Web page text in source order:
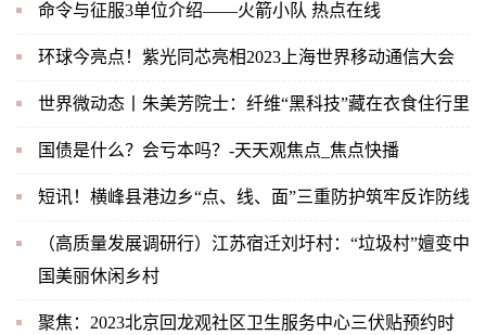
命令与征服3单位介绍——火箭小队 热点在线
环球今亮点！紫光同芯亮相2023上海世界移动通信大会
世界微动态丨朱美芳院士：纤维“黑科技”藏在衣食住行里
国债是什么？会亏本吗？-天天观焦点_焦点快播
短讯！横峰县港边乡“点、线、面”三重防护筑牢反诈防线
（高质量发展调研行）江苏宿迁刘圩村：“垃圾村”嬗变中
国美丽休闲乡村
聚焦：2023北京回龙观社区卫生服务中心三伏贴预约时